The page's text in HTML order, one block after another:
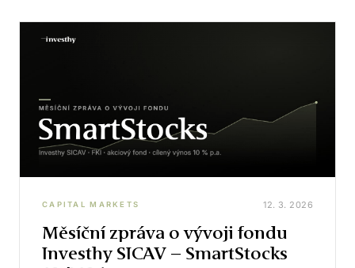
CAPITAL MARKETS 12. 3. 2026
Měsíční zpráva o vývoji fondu
Investhy SICAV – SmartStocks